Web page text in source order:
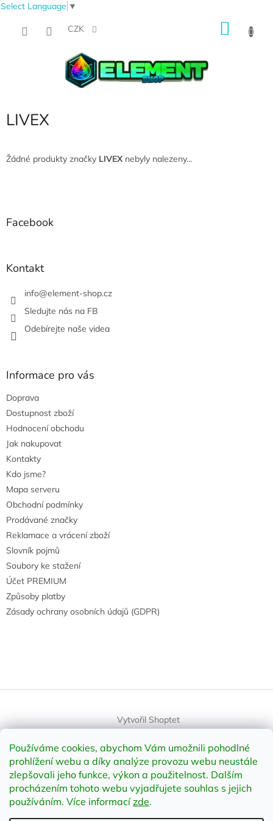
Select Language ▼
Používáme cookies, abychom Vám umožnili pohodlné
prohlížení webu a díky analýze provozu webu neustále
zlepšovali jeho funkce, výkon a použitelnost. Dalším
procházením tohoto webu vyjadřujete souhlas s jejich
používáním. Více informacízde.
CZK
LIVEX
Žádné produkty značky LIVEXnebyly nalezeny...
Facebook
Kontakt
info@element-shop.cz
Sledujte nás na FB
Odebírejte naše videa
Informace pro vás
Doprava
Dostupnost zboží
Hodnocení obchodu
Jak nakupovat
Kontakty
Kdo jsme?
Mapa serveru
Obchodní podmínky
Prodávané značky
Reklamace a vrácení zboží
Slovník pojmů
Soubory ke stažení
Účet PREMIUM
Způsoby platby
Zásady ochrany osobních údajů (GDPR)
Vytvořil Shoptet
Copyright 2026 element-shop.cz
. Všechna práva vyhrazena.
Upravit nastavení cookies